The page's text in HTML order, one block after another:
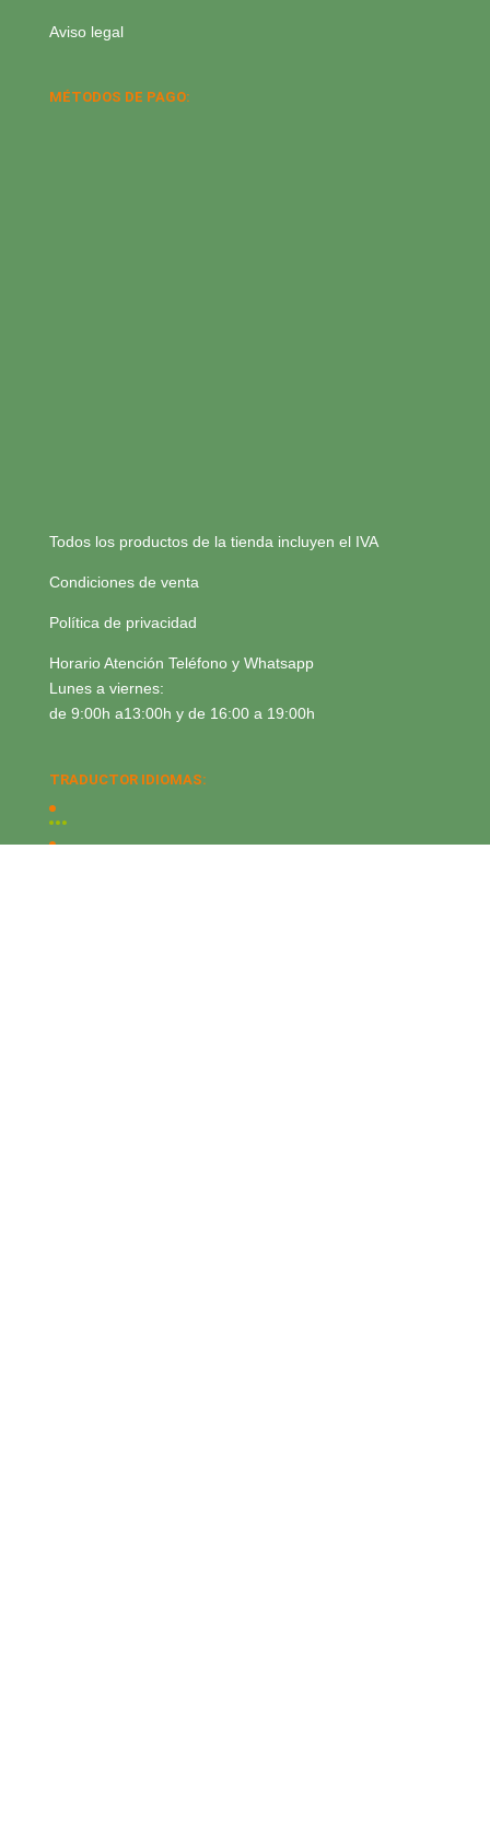
Aviso legal
MÉTODOS DE PAGO:
Todos los productos de la tienda incluyen el IVA
Condiciones de venta
Política de privacidad
Horario Atención Teléfono y Whatsapp
Lunes a viernes:
de 9:00h a13:00h y de 16:00 a 19:00h
TRADUCTOR IDIOMAS: